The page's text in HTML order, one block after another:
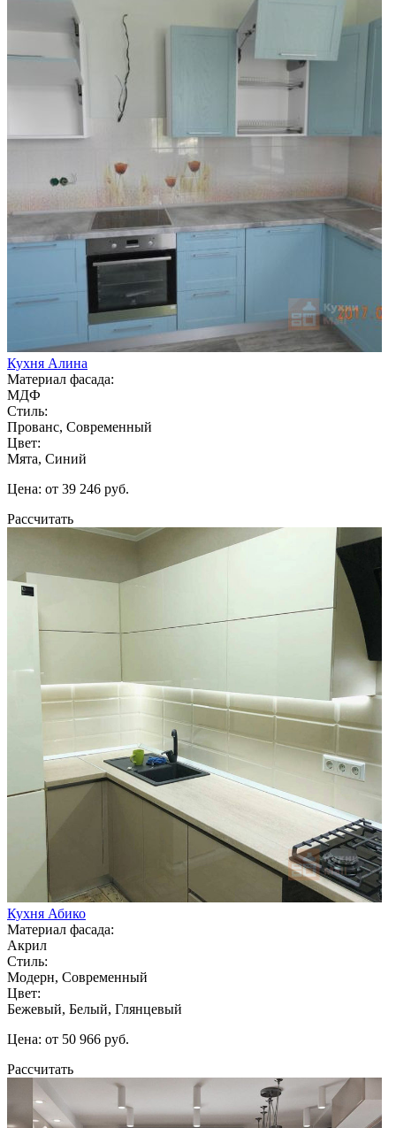
Кухня Алина
Материал фасада:
МДФ
Стиль:
Прованс, Современный
Цвет:
Мята, Синий
Цена: от 39 246 руб.
Рассчитать
Кухня Абико
Материал фасада:
Акрил
Стиль:
Модерн, Современный
Цвет:
Бежевый, Белый, Глянцевый
Цена: от 50 966 руб.
Рассчитать